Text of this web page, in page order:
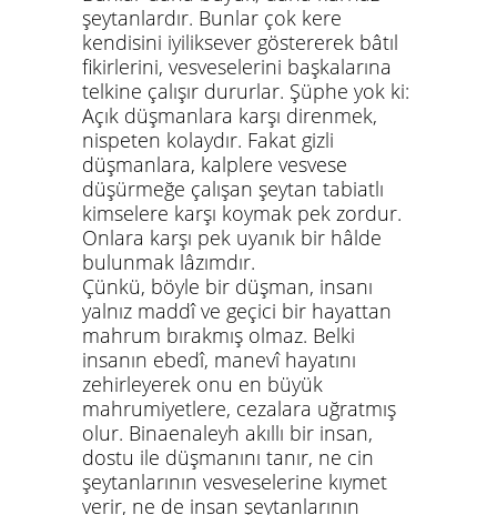
şeytanlardır. Bunlar çok kere
kendisini iyiliksever göstererek bâtıl
fikirlerini, vesveselerini başkalarına
telkine çalışır dururlar. Şüphe yok ki:
Açık düşmanlara karşı direnmek,
nispeten kolaydır. Fakat gizli
düşmanlara, kalplere vesvese
düşürmeğe çalışan şeytan tabiatlı
kimselere karşı koymak pek zordur.
Onlara karşı pek uyanık bir hâlde
bulunmak lâzımdır.
Çünkü, böyle bir düşman, insanı
yalnız maddî ve geçici bir hayattan
mahrum bırakmış olmaz. Belki
insanın ebedî, manevî hayatını
zehirleyerek onu en büyük
mahrumiyetlere, cezalara uğratmış
olur. Binaenaleyh akıllı bir insan,
dostu ile düşmanını tanır, ne cin
şeytanlarının vesveselerine kıymet
verir, ne de insan şeytanlarının